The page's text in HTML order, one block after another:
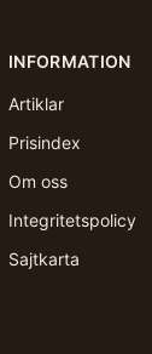
INFORMATION
Artiklar
Prisindex
Om oss
Integritetspolicy
Sajtkarta